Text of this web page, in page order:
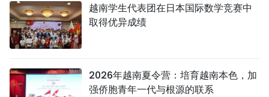
越南学生代表团在日本国际数学竞赛中
取得优异成绩
2026年越南夏令营：培育越南本色，加
强侨胞青年一代与根源的联系